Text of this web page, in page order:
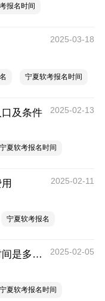
报名时间
2025-03-18
宁夏软考报名时间
及条件 2025-02-13
宁夏软考报名时间
2025-02-11
宁夏软考报名
2025上半年宁夏计算机软考报名时间是多少？ 2025-02-05
宁夏软考报名时间